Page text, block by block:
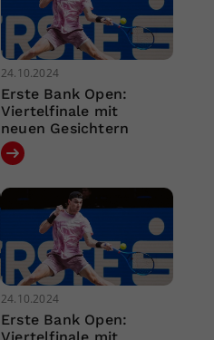
24.10.2024
Erste Bank Open:
Viertelfinale mit
neuen Gesichtern
24.10.2024
Erste Bank Open:
Viertelfinale mit